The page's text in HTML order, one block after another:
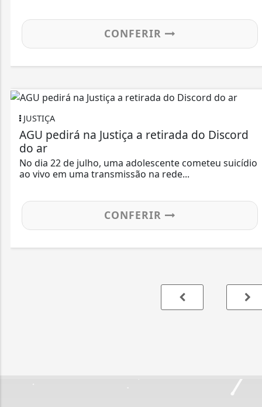
CONFERIR
JUSTIÇA
AGU pedirá na Justiça a retirada do Discord
do ar
No dia 22 de julho, uma adolescente cometeu suicídio
ao vivo em uma transmissão na rede...
CONFERIR